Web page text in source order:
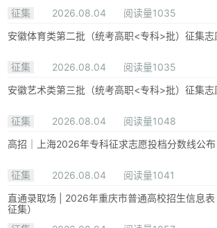
征集
2026.08.04
阅读量1035
安徽体育类第二批（统考高职<专科>批）征集志
征集 2026.08.04
阅读量1035
安徽艺术类第三批（统考高职<专科>批）征集志
征集 2026.08.04
阅读量1048
高招｜上海2026年专科征求志愿投档分数线公布
征集 2026.08.04
阅读量1041
直通录取场 | 2026年重庆市普通高校招生信息
征集）